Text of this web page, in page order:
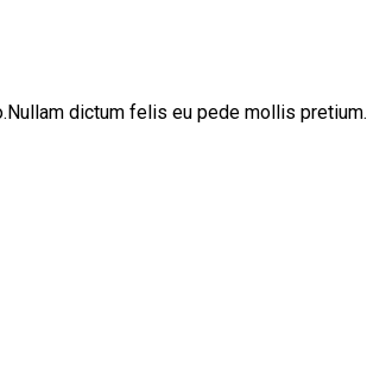
dictum felis eu pede mollis pretium.